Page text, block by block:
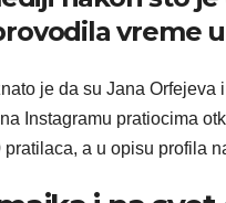
vreme
je da su Jana
Instagramu pratiocima
a u opisu profila